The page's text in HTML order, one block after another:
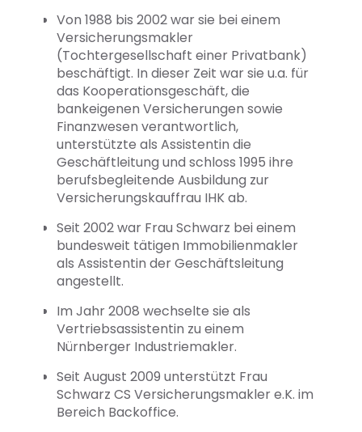
Von 1988 bis 2002 war sie bei einem
Versicherungsmakler
(Tochtergesellschaft einer Privatbank)
beschäftigt. In dieser Zeit war sie u.a. für
das Kooperationsgeschäft, die
bankeigenen Versicherungen sowie
Finanzwesen verantwortlich,
unterstützte als Assistentin die
Geschäftleitung und schloss 1995 ihre
berufsbegleitende Ausbildung zur
Versicherungskauffrau IHK ab.
Seit 2002 war Frau Schwarz bei einem
bundesweit tätigen Immobilienmakler
als Assistentin der Geschäftsleitung
angestellt.
Im Jahr 2008 wechselte sie als
Vertriebsassistentin zu einem
Nürnberger Industriemakler.
Seit August 2009 unterstützt Frau
Schwarz CS Versicherungsmakler e.K. im
Bereich Backoffice.